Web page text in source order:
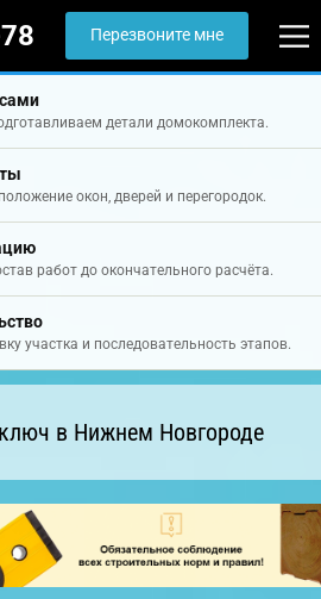
Перезвоните мне
детали домокомплекта.
окон, дверей и перегородок.
работ до окончательного расчёта.
участка и последовательность этапов.
в Нижнем Новгороде